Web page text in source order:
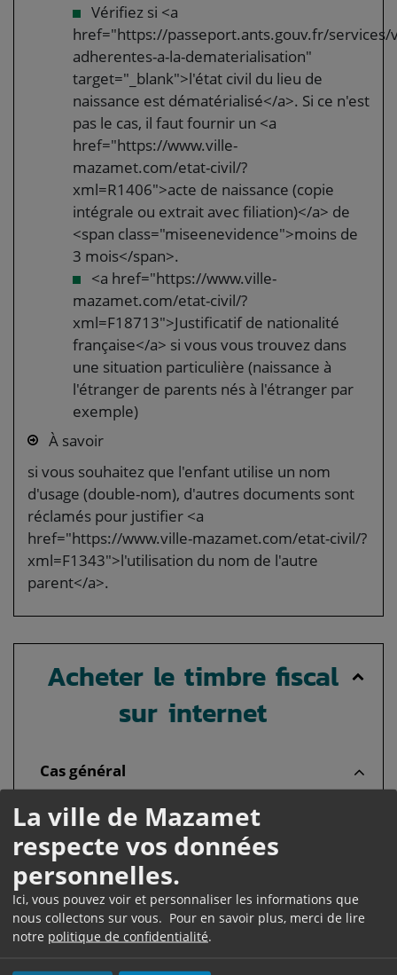
La ville de Mazamet
respecte vos données
personnelles.
Ici, vous pouvez voir et personnaliser les informations que
nous collectons sur vous. Pour en savoir plus, merci de lire
notre politique de confidentialité.
Vérifiez si <a
href="https://passeport.ants.gouv.fr/services/
adherentes-a-la-dematerialisation"
target="_blank">l'état civil du lieu de
naissance est dématérialisé</a>. Si ce n'est
pas le cas, il faut fournir un <a
href="https://www.ville-
mazamet.com/etat-civil/?
xml=R1406">acte de naissance (copie
intégrale ou extrait avec filiation)</a> de
<span class="miseenevidence">moins de
3 mois</span>.
<a href="https://www.ville-
mazamet.com/etat-civil/?
xml=F18713">Justificatif de nationalité
française</a> si vous vous trouvez dans
une situation particulière (naissance à
l'étranger de parents nés à l'étranger par
exemple)
À savoir
si vous souhaitez que l'enfant utilise un nom
d'usage (double-nom), d'autres documents sont
réclamés pour justifier <a
href="https://www.ville-mazamet.com/etat-civil/?
xml=F1343">l'utilisation du nom de l'autre
parent</a>.
Acheter le timbre fiscal
sur internet
Cas général
class="valeur">17 €</span>
Entre 15 et 17 ans : <span
class="valeur">42 €</span>
Service en ligne
Achat en ligne du timbre fiscal - Passeport
Se munir d'une carte bancaire